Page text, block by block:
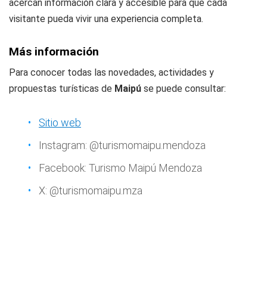
acercan información clara y accesible para que cada
visitante pueda vivir una experiencia completa.
Más información
Para conocer todas las novedades, actividades y
propuestas turísticas de Maipú se puede consultar:
Sitio web
Instagram: @turismomaipu.mendoza
Facebook: Turismo Maipú Mendoza
X: @turismomaipu.mza